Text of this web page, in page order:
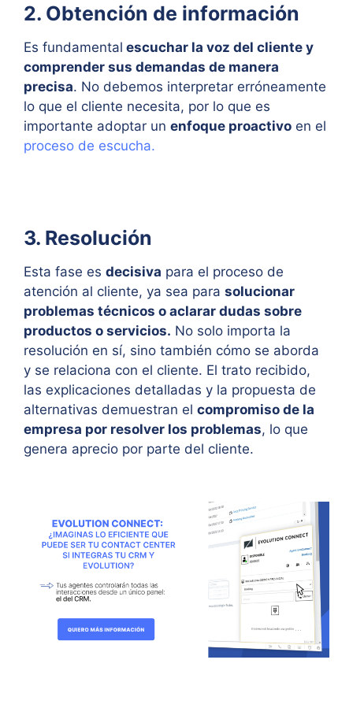
2. Obtención de información
Es fundamental escuchar la voz del cliente y
comprender sus demandas de manera
precisa. No debemos interpretar erróneamente
lo que el cliente necesita, por lo que es
importante adoptar un enfoque proactivo en el
proceso de escucha.
3. Resolución
Esta fase es decisiva para el proceso de
atención al cliente, ya sea para solucionar
problemas técnicos o aclarar dudas sobre
productos o servicios. No solo importa la
resolución en sí, sino también cómo se aborda
y se relaciona con el cliente. El trato recibido,
las explicaciones detalladas y la propuesta de
alternativas demuestran el compromiso de la
empresa por resolver los problemas, lo que
genera aprecio por parte del cliente.